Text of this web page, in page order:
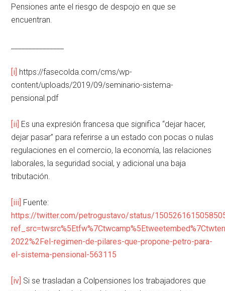
Pensiones ante el riesgo de despojo en que se
encuentran.
[i] https://fasecolda.com/cms/wp-
content/uploads/2019/09/seminario-sistema-
pensional.pdf
[ii] Es una expresión francesa que significa “dejar hacer,
dejar pasar” para referirse a un estado con pocas o nulas
regulaciones en el comercio, la economía, las relaciones
laborales, la seguridad social, y adicional una baja
tributación.
[iii] Fuente:
https://twitter.com/petrogustavo/status/
2022%2Fel-regimen-de-pilares-que-propone-petro-para-
el-sistema-pensional-563115
[iv] Si se trasladan a Colpensiones los trabajadores que